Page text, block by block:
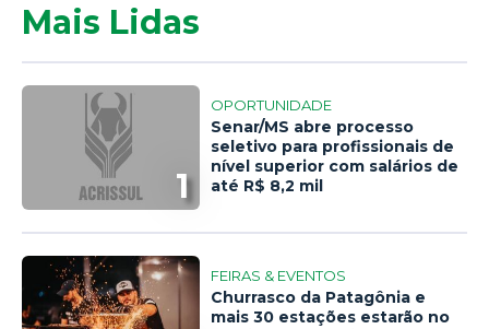
Mais Lidas
1
OPORTUNIDADE
Senar/MS abre processo
seletivo para profissionais de
nível superior com salários de
até R$ 8,2 mil
FEIRAS & EVENTOS
Churrasco da Patagônia e
mais 30 estações estarão no